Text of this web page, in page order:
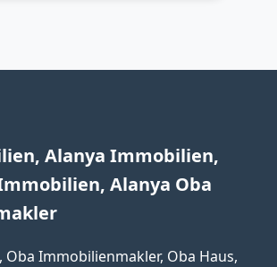
Alanya Immobilien,
Alanya Oba
Immobilienmakler, Oba Haus,